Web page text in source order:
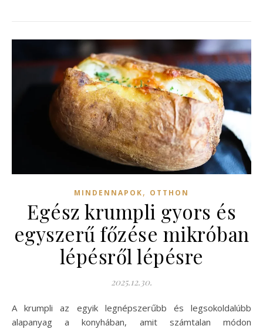
MINDENNAPOK, OTTHON
Egész krumpli gyors és
egyszerű főzése mikróban
lépésről lépésre
2025.12.30.
A krumpli az egyik legnépszerűbb és legsokoldalúbb
alapanyag a konyhában, amit számtalan módon